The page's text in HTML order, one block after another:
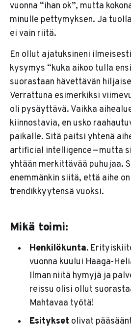
vuonna “ihan ok”, mutta
minulle pettymyksen. Ja
ei vain riitä.
En ollut ajatuksineni
kysymys “kuka aikoo tulla
suorastaan hävettävän
Verrattuna esimerkiksi
oli pysäyttävä. Vaikka
kiinnostavia, en usko
paikalle. Sitä paitsi yhtenä
artificial intelligence — mutta
yhtään merkittävää puhujaa.
enemmänkin siitä, että aihe
trendikkyytensä vuoksi.
Mikä toimi:
Henkilökunta.
vuonna kuului Haaga-
Ilman niitä hymyjä ja
reissu olisi ollut
Mahtavaa työtä!
Esitykset olivat